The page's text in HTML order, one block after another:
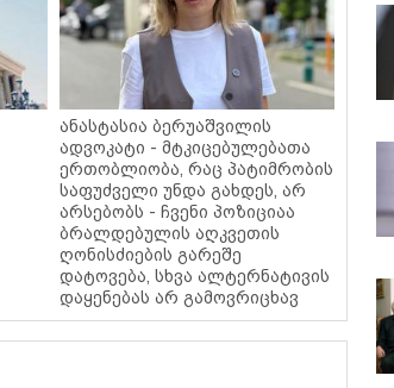
ანასტასია ბერუაშვილის
ადვოკატი - მტკიცებულებათა
ერთობლიობა, რაც პატიმრობის
საფუძველი უნდა გახდეს, არ
არსებობს - ჩვენი პოზიციაა
ბრალდებულის აღკვეთის
ღონისძიების გარეშე
დატოვება, სხვა ალტერნატივის
დაყენებას არ გამოვრიცხავ